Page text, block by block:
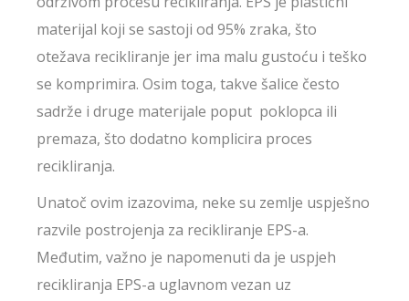
materijal koji se sastoji od 95% zraka, što
otežava recikliranje jer ima malu gustoću i teško
se komprimira. Osim toga, takve šalice često
sadrže i druge materijale poput poklopca ili
premaza, što dodatno komplicira proces
recikliranja.
Unatoč ovim izazovima, neke su zemlje uspješno
razvile postrojenja za recikliranje EPS-a.
Međutim, važno je napomenuti da je uspjeh
recikliranja EPS-a uglavnom vezan uz